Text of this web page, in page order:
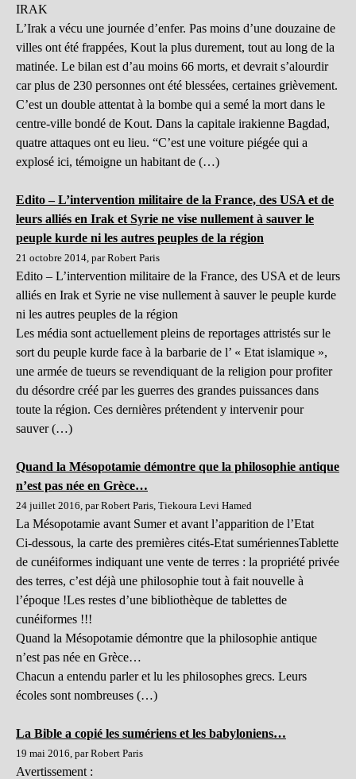
IRAK
L’Irak a vécu une journée d’enfer. Pas moins d’une douzaine de
villes ont été frappées, Kout la plus durement, tout au long de la
matinée. Le bilan est d’au moins 66 morts, et devrait s’alourdir
car plus de 230 personnes ont été blessées, certaines grièvement.
C’est un double attentat à la bombe qui a semé la mort dans le
centre-ville bondé de Kout. Dans la capitale irakienne Bagdad,
quatre attaques ont eu lieu. “C’est une voiture piégée qui a
explosé ici, témoigne un habitant de (…)
Edito – L’intervention militaire de la France, des USA et de
leurs alliés en Irak et Syrie ne vise nullement à sauver le
peuple kurde ni les autres peuples de la région
21 octobre 2014, par Robert Paris
Edito – L’intervention militaire de la France, des USA et de leurs
alliés en Irak et Syrie ne vise nullement à sauver le peuple kurde
ni les autres peuples de la région
Les média sont actuellement pleins de reportages attristés sur le
sort du peuple kurde face à la barbarie de l’ « Etat islamique »,
une armée de tueurs se revendiquant de la religion pour profiter
du désordre créé par les guerres des grandes puissances dans
toute la région. Ces dernières prétendent y intervenir pour
sauver (…)
Quand la Mésopotamie démontre que la philosophie antique
n’est pas née en Grèce…
24 juillet 2016, par Robert Paris, Tiekoura Levi Hamed
La Mésopotamie avant Sumer et avant l’apparition de l’Etat
Ci-dessous, la carte des premières cités-Etat sumériennesTablette
de cunéiformes indiquant une vente de terres : la propriété privée
des terres, c’est déjà une philosophie tout à fait nouvelle à
l’époque !Les restes d’une bibliothèque de tablettes de
cunéiformes !!!
Quand la Mésopotamie démontre que la philosophie antique
n’est pas née en Grèce…
Chacun a entendu parler et lu les philosophes grecs. Leurs
écoles sont nombreuses (…)
La Bible a copié les sumériens et les babyloniens…
19 mai 2016, par Robert Paris
Avertissement :